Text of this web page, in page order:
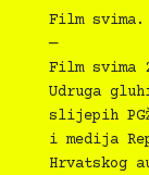
Film
—
Film svima
Udruga
slijepih
i medija
Hrvatskog